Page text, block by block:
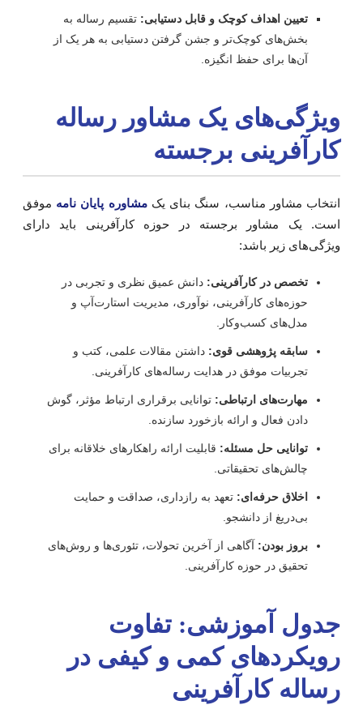
تعیین اهداف کوچک و قابل دستیابی:تقسیم رساله به
بخش‌های کوچک‌تر و جشن گرفتن دستیابی به هر یک از
آن‌ها برای حفظ انگیزه.
یک مشاور رساله
برجسته
مشاور مناسب، سنگ بنای یکمشاوره پایان نامهموفق
یک مشاور برجسته در حوزه کارآفرینی باید دارای
زیر باشد:
تخصص در کارآفرینی:دانش عمیق نظری و تجربی در
حوزه‌های کارآفرینی، نوآوری، مدیریت استارت‌آپ و
مدل‌های کسب‌وکار.
سابقه پژوهشی قوی: داشتن مقالات علمی، کتب و
تجربیات موفق در هدایت رساله‌های کارآفرینی.
مهارت‌های ارتباطی:توانایی برقراری ارتباط مؤثر، گوش
دادن فعال و ارائه بازخورد سازنده.
توانایی حل مسئله:قابلیت ارائه راهکارهای خلاقانه برای
چالش‌های تحقیقاتی.
اخلاق حرفه‌ای:تعهد به رازداری، صداقت و حمایت
بی‌دریغ از دانشجو.
بروز بودن: آگاهی از آخرین تحولات، تئوری‌ها و روش‌های
تحقیق در حوزه کارآفرینی.
آموزشی: تفاوت
کمی و کیفی در
کارآفرینی